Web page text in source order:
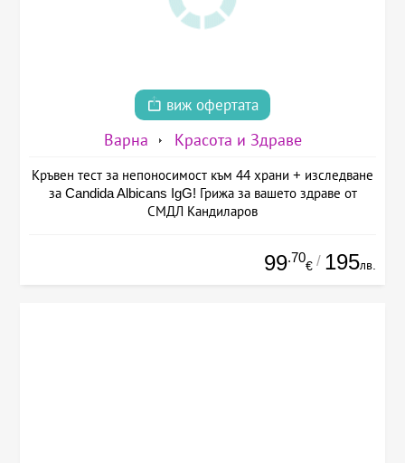
виж офертата
Варна Красота и Здраве
Кръвен тест за непоносимост към 44 храни + изследване
за Candida Albicans IgG! Грижа за вашето здраве от
СМДЛ Кандиларов
99.70
€ / 195лв.